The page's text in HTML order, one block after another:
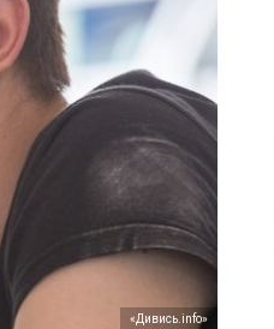
«Дивись.info»
ФОТО
отпраздновали
гей-браков
Июл 2, 2017 0